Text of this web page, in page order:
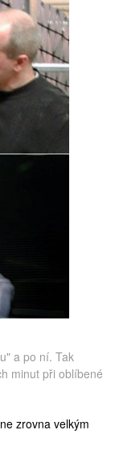
a po ní. Tak
minut při oblíbené
zrovna velkým